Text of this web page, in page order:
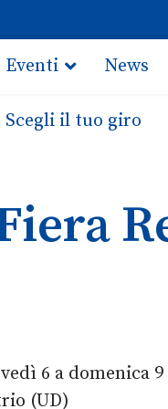
Eventi News
Scegli il tuo giro
6 a domenica
(UD)